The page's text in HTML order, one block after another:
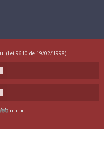
(Lei 9610 de 19/02/1998)